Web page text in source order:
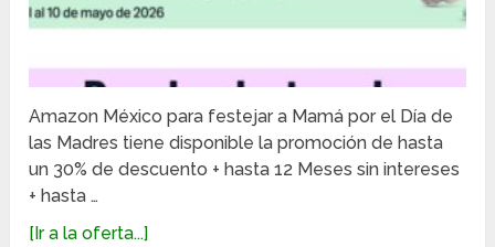
Amazon México para festejar a Mamá por el Día de
las Madres tiene disponible la promoción de hasta
un 30% de descuento + hasta 12 Meses sin intereses
+ hasta …
[Ir a la oferta...]